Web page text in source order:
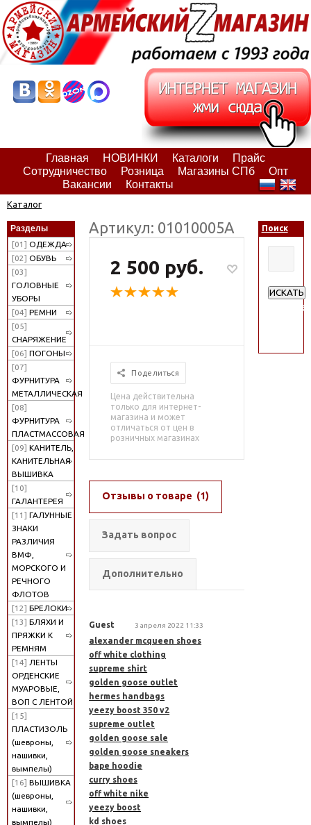
Главная НОВИНКИ Каталоги
Прайс
Сотрудничество
Розница Магазины СПб
Опт
Вакансии
Контакты
Каталог
Разделы
[01] ОДЕЖДА
[02] ОБУВЬ
[03]
ГОЛОВНЫЕ
УБОРЫ
[04] РЕМНИ
[05]
СНАРЯЖЕНИЕ
[06] ПОГОНЫ
[07]
ФУРНИТУРА
МЕТАЛЛИЧЕСКАЯ
[08]
ФУРНИТУРА
ПЛАСТМАССОВАЯ
[09] КАНИТЕЛЬ,
КАНИТЕЛЬНАЯ
ВЫШИВКА
[10]
ГАЛАНТЕРЕЯ
[11] ГАЛУННЫЕ
ЗНАКИ
РАЗЛИЧИЯ
ВМФ,
МОРСКОГО И
РЕЧНОГО
ФЛОТОВ
[12] БРЕЛОКИ
[13] БЛЯХИ И
ПРЯЖКИ К
РЕМНЯМ
[14] ЛЕНТЫ
ОРДЕНСКИЕ
МУАРОВЫЕ,
ВОП С ЛЕНТОЙ
[15]
ПЛАСТИЗОЛЬ
(шевроны,
нашивки,
вымпелы)
[16] ВЫШИВКА
(шевроны,
нашивки,
вымпелы)
Артикул: 01010005А
2 500 руб.
Поделиться
Цена действительна
только для интернет-
магазина и может
отличаться от цен в
розничных магазинах
Отзывы о товаре (1)
Задать вопрос
Дополнительно
Guest 3 апреля 2022 11:33
alexander mcqueen shoes
off white clothing
supreme shirt
golden goose outlet
hermes handbags
yeezy boost 350 v2
supreme outlet
golden goose sale
golden goose sneakers
bape hoodie
curry shoes
off white nike
yeezy boost
kd shoes
Поиск
ИСКАТЬ